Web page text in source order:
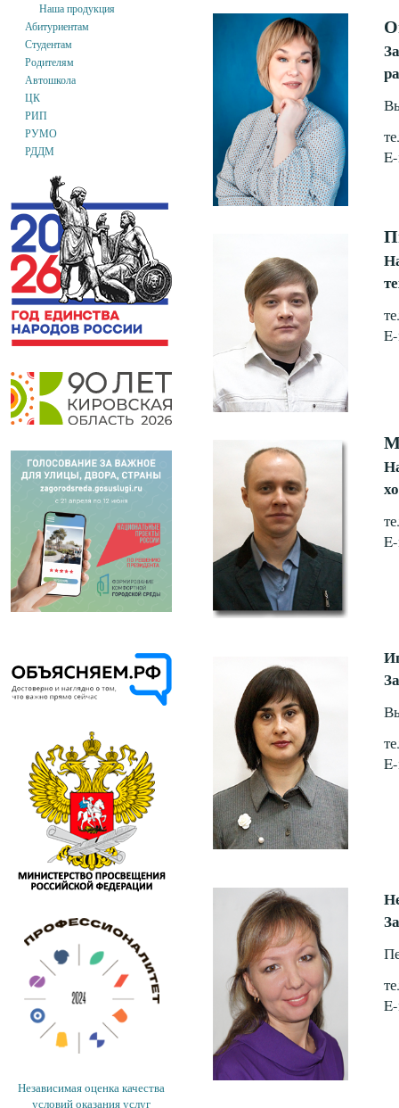
Наша продукция
Абитуриентам
Студентам
Родителям
Автошкола
ЦК
РИП
РУМО
РДДМ
Независимая оценка качества
условий оказания услуг